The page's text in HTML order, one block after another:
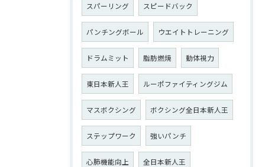
スパーリング スピードバック
パンチングボール ウエイトトレーニング
ドラムミット 脂肪燃焼 動体視力
東日本新人王 ルーポファイティングジム
マスボクシング ボクシング全日本新人王
ステップワーク 強いパンチ
心肺機能向上 全日本新人王